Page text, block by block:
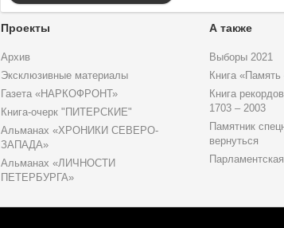
Проекты
Архив
Эксклюзивные материалы
Газета «НАРКОФРОНТ»
Книга-очерк "ПИТЕРСКИЕ"
Альманах «ХРОНИКИ СЕВЕРО-
ЗАПАДА»
Альманах «ЛИЧНОСТИ
ПЕТЕРБУРГА»
А также
Выборы 2021
Книга
Книга
1703 – 2003
Памятник
вернуться